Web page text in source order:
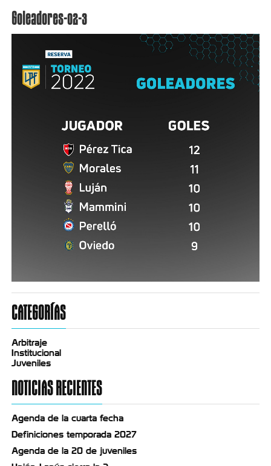
Goleadores-02-3
CATEGORÍAS
Arbitraje
Institucional
Juveniles
NOTICIAS RECIENTES
Agenda de la cuarta fecha
Definiciones temporada 2027
Agenda de la 20 de juveniles